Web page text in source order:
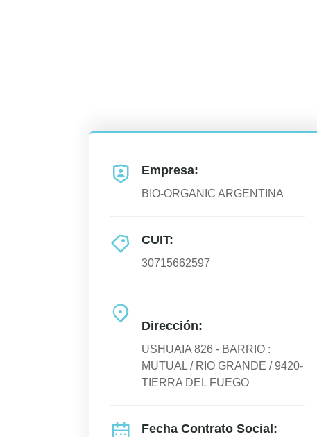
Empresa:
BIO-ORGANIC ARGENTINA
CUIT:
30715662597
Dirección:
USHUAIA 826 - BARRIO :
MUTUAL / RIO GRANDE / 9420-
TIERRA DEL FUEGO
Fecha Contrato Social: